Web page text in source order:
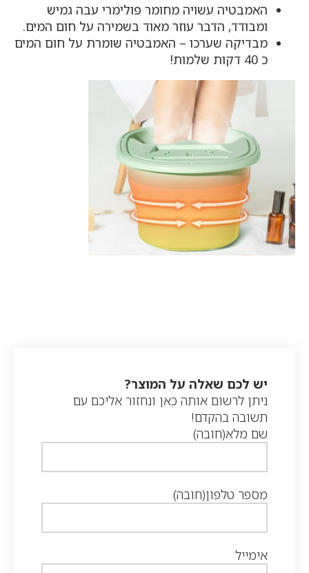
האמבטיה עשויה מחומר פולימרי עבה גמיש
ומבודד, הדבר עוזר מאוד בשמירה על חום המים.
מבדיקה שערכו – האמבטיה שומרת על חום המים
כ 40 דקות שלמות!
יש לכם שאלה על המוצר?
ניתן לרשום אותה כאן ונחזור אליכם עם
תשובה בהקדם!
שם מלא(חובה)
מספר טלפון(חובה)
אימייל